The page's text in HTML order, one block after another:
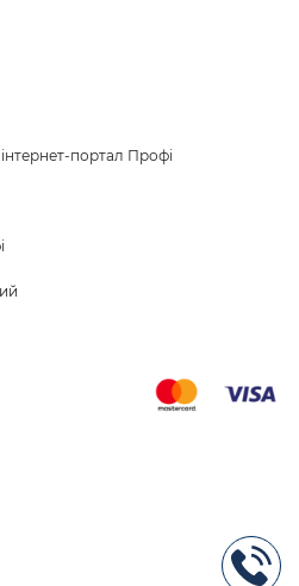
портал Профі